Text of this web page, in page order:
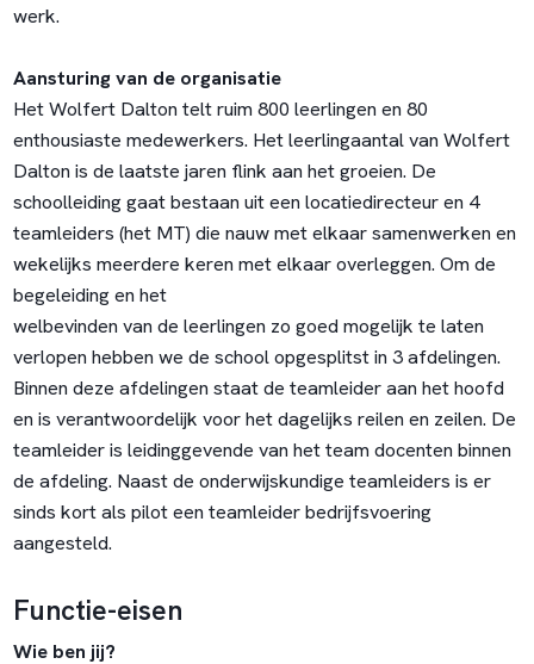
werk.
Aansturing van de organisatie
Het Wolfert Dalton telt ruim 800 leerlingen en 80
enthousiaste medewerkers. Het leerlingaantal van Wolfert
Dalton is de laatste jaren flink aan het groeien. De
schoolleiding gaat bestaan uit een locatiedirecteur en 4
teamleiders (het MT) die nauw met elkaar samenwerken en
wekelijks meerdere keren met elkaar overleggen. Om de
begeleiding en het
welbevinden van de leerlingen zo goed mogelijk te laten
verlopen hebben we de school opgesplitst in 3 afdelingen.
Binnen deze afdelingen staat de teamleider aan het hoofd
en is verantwoordelijk voor het dagelijks reilen en zeilen. De
teamleider is leidinggevende van het team docenten binnen
de afdeling. Naast de onderwijskundige teamleiders is er
sinds kort als pilot een teamleider bedrijfsvoering
aangesteld.
Functie-eisen
Wie ben jij?